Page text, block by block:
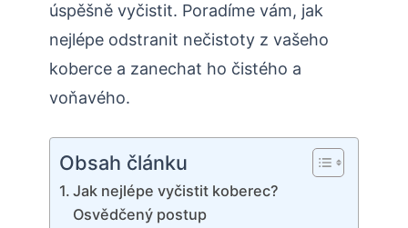
úspěšně vyčistit. Poradíme vám, jak
nejlépe odstranit nečistoty z vašeho
koberce a zanechat ho čistého a
voňavého.
Obsah článku
Jak nejlépe vyčistit koberec?
Osvědčený postup